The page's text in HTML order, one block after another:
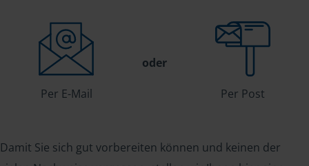
Per E-Mail
oder
Per Post
Damit Sie sich gut vorbereiten können und keinen der